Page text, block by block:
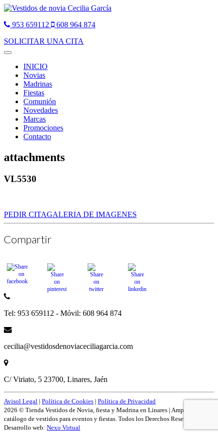
953 659112
608 964 874
SOLICITAR UNA CITA
Toggle
navigationINICIO
Novias
Madrinas
Fiestas
Comunión
Novedades
Marcas
Promociones
Contacto
attachments
VL5530
PEDIR CITAGALERIA DE IMAGENES
Compartir
Tel: 953 659112 - Móvil: 608 964 874
cecilia@vestidosdenoviaceciliagarcia.com
C/ Viriato, 5 23700, Linares, Jaén
Avisol Legal | Política de Cookies | Política de Privacidad
2026 © Tienda Vestidos de Novia, fiesta y Madrina en Linares | Amplío
catálogo de vestidos para eventos y fiestas. Todos los Derechos Reservados.
Desarrollo web: Nexo Virtual